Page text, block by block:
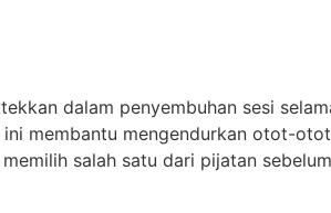
dalam penyembuhan sesi
membantu mengendurkan otot-
salah satu dari pijatan